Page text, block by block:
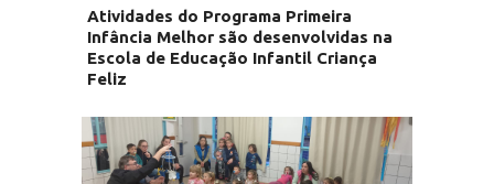
Atividades do Programa Primeira
Infância Melhor são desenvolvidas na
Escola de Educação Infantil Criança
Feliz